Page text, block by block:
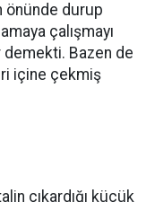
önünde durup
çalışmayı
Bazen de
içine çekmiş
çıkardığı küçük